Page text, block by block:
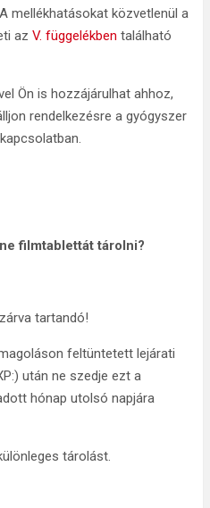
mellékhatásokat közvetlenül a
az V. függelékben található
Ön is hozzájárulhat ahhoz,
rendelkezésre a gyógyszer
filmtablettát tárolni?
tartandó!
feltüntetett lejárati
után ne szedje ezt a
hónap utolsó napjára
tárolást.